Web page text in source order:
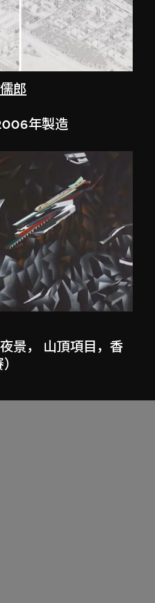
郎
年製造
景， 山頂項目，香